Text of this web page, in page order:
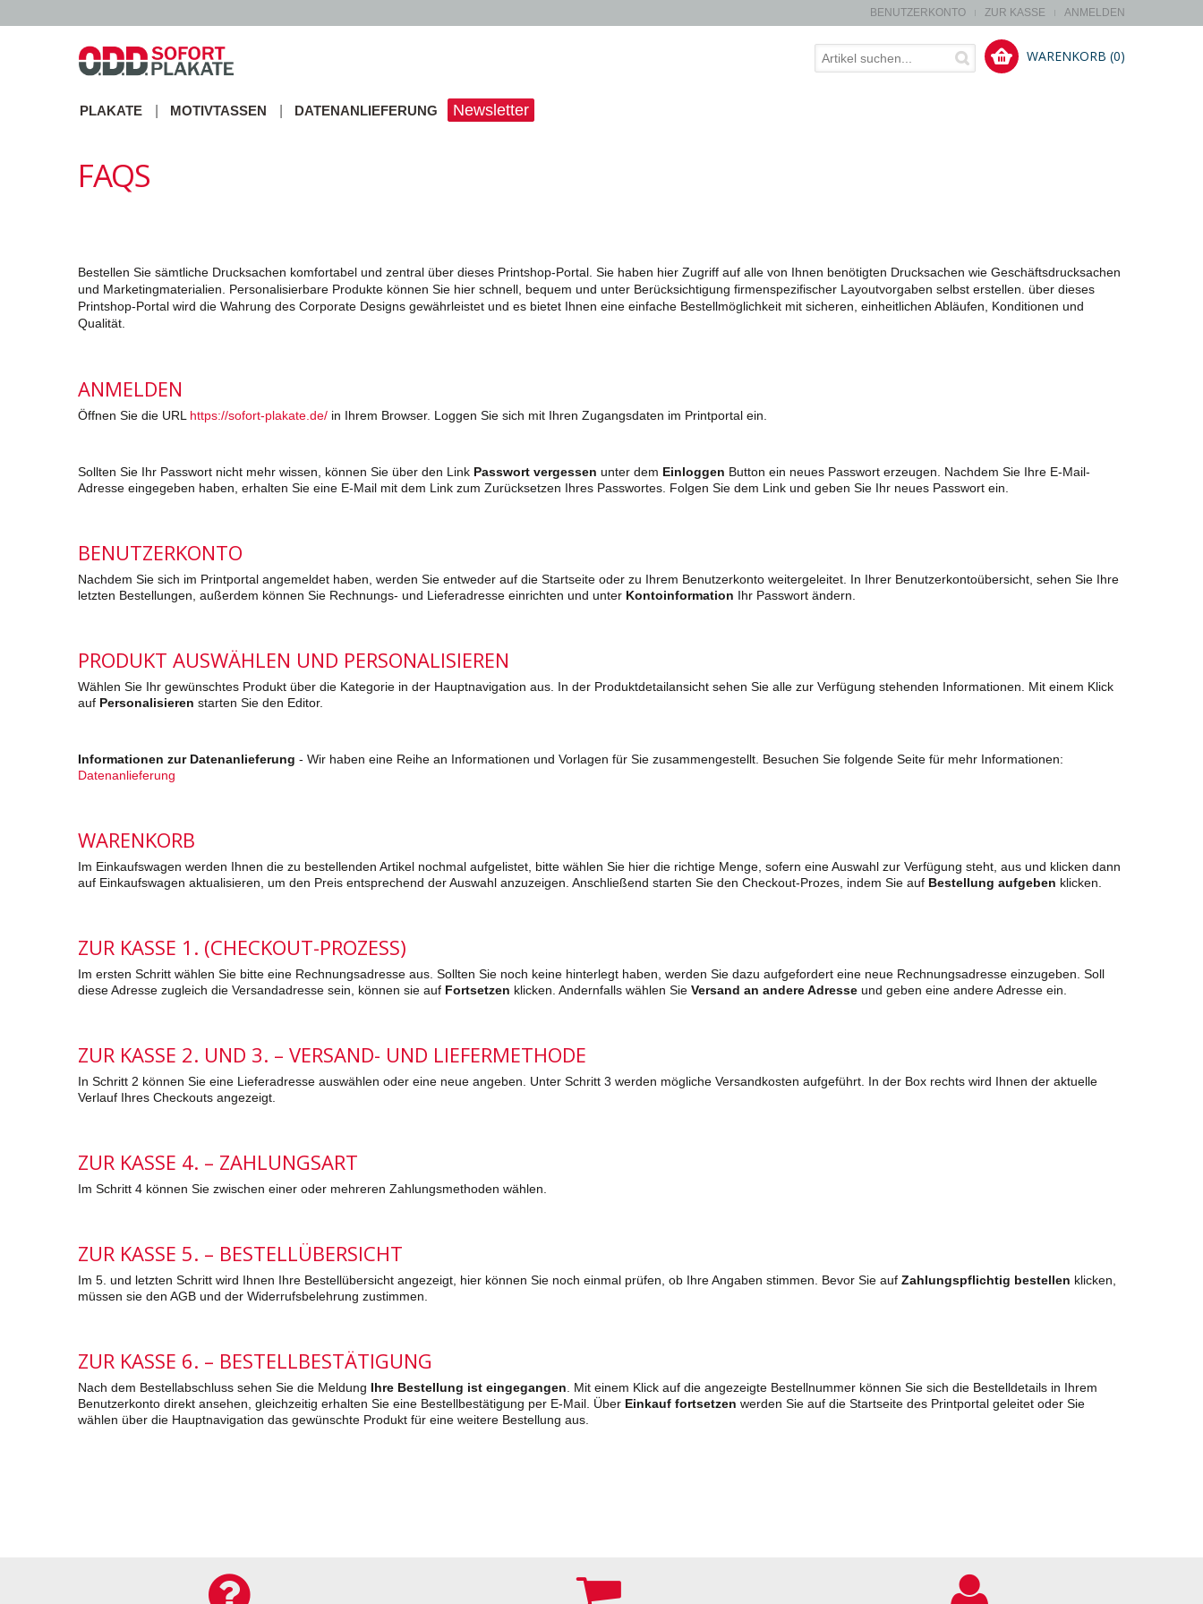
BENUTZERKONTO ZUR KASSE ANMELDEN
PLAKATE MOTIVTASSEN DATENANLIEFERUNG Newsletter
WARENKORB (0)
FAQS
Bestellen Sie sämtliche Drucksachen komfortabel und zentral über dieses Printshop-Portal. Sie haben hier Zugriff auf alle von Ihnen benötigten Drucksachen wie Geschäftsdrucksachen
und Marketingmaterialien. Personalisierbare Produkte können Sie hier schnell, bequem und unter Berücksichtigung firmenspezifischer Layoutvorgaben selbst erstellen. über dieses
Printshop-Portal wird die Wahrung des Corporate Designs gewährleistet und es bietet Ihnen eine einfache Bestellmöglichkeit mit sicheren, einheitlichen Abläufen, Konditionen und
Qualität.
ANMELDEN
Öffnen Sie die URL https://sofort-plakate.de/ in Ihrem Browser. Loggen Sie sich mit Ihren Zugangsdaten im Printportal ein.
Sollten Sie Ihr Passwort nicht mehr wissen, können Sie über den Link Passwort vergessen unter dem Einloggen Button ein neues Passwort erzeugen. Nachdem Sie Ihre E-Mail-
Adresse eingegeben haben, erhalten Sie eine E-Mail mit dem Link zum Zurücksetzen Ihres Passwortes. Folgen Sie dem Link und geben Sie Ihr neues Passwort ein.
BENUTZERKONTO
Nachdem Sie sich im Printportal angemeldet haben, werden Sie entweder auf die Startseite oder zu Ihrem Benutzerkonto weitergeleitet. In Ihrer Benutzerkontoübersicht, sehen Sie Ihre
letzten Bestellungen, außerdem können Sie Rechnungs- und Lieferadresse einrichten und unter Kontoinformation Ihr Passwort ändern.
PRODUKT AUSWÄHLEN UND PERSONALISIEREN
Wählen Sie Ihr gewünschtes Produkt über die Kategorie in der Hauptnavigation aus. In der Produktdetailansicht sehen Sie alle zur Verfügung stehenden Informationen. Mit einem Klick
auf Personalisieren starten Sie den Editor.
Informationen zur Datenanlieferung - Wir haben eine Reihe an Informationen und Vorlagen für Sie zusammengestellt. Besuchen Sie folgende Seite für mehr Informationen:
Datenanlieferung
WARENKORB
Im Einkaufswagen werden Ihnen die zu bestellenden Artikel nochmal aufgelistet, bitte wählen Sie hier die richtige Menge, sofern eine Auswahl zur Verfügung steht, aus und klicken dann
auf Einkaufswagen aktualisieren, um den Preis entsprechend der Auswahl anzuzeigen. Anschließend starten Sie den Checkout-Prozes, indem Sie auf Bestellung aufgeben klicken.
ZUR KASSE 1. (CHECKOUT-PROZESS)
Im ersten Schritt wählen Sie bitte eine Rechnungsadresse aus. Sollten Sie noch keine hinterlegt haben, werden Sie dazu aufgefordert eine neue Rechnungsadresse einzugeben. Soll
diese Adresse zugleich die Versandadresse sein, können sie auf Fortsetzen klicken. Andernfalls wählen Sie Versand an andere Adresse und geben eine andere Adresse ein.
ZUR KASSE 2. UND 3. – VERSAND- UND LIEFERMETHODE
In Schritt 2 können Sie eine Lieferadresse auswählen oder eine neue angeben. Unter Schritt 3 werden mögliche Versandkosten aufgeführt. In der Box rechts wird Ihnen der aktuelle
Verlauf Ihres Checkouts angezeigt.
ZUR KASSE 4. – ZAHLUNGSART
Im Schritt 4 können Sie zwischen einer oder mehreren Zahlungsmethoden wählen.
ZUR KASSE 5. – BESTELLÜBERSICHT
Im 5. und letzten Schritt wird Ihnen Ihre Bestellübersicht angezeigt, hier können Sie noch einmal prüfen, ob Ihre Angaben stimmen. Bevor Sie auf Zahlungspflichtig bestellen klicken,
müssen sie den AGB und der Widerrufsbelehrung zustimmen.
ZUR KASSE 6. – BESTELLBESTÄTIGUNG
Nach dem Bestellabschluss sehen Sie die Meldung Ihre Bestellung ist eingegangen . Mit einem Klick auf die angezeigte Bestellnummer können Sie sich die Bestelldetails in Ihrem
Benutzerkonto direkt ansehen, gleichzeitig erhalten Sie eine Bestellbestätigung per E-Mail. Über Einkauf fortsetzen werden Sie auf die Startseite des Printportal geleitet oder Sie
wählen über die Hauptnavigation das gewünschte Produkt für eine weitere Bestellung aus.